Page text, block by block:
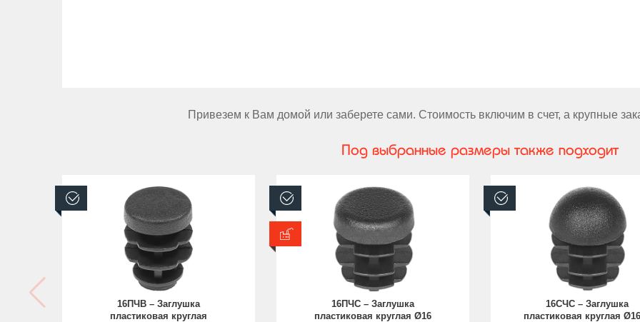
Привезем к Вам домой или заберете сами. Стоимость включим в счет, а крупные
Под выбранные размеры также подходит
В наличии
16ПЧВ – Заглушка
пластиковая круглая
В наличии
В производстве
16ПЧС – Заглушка
пластиковая круглая Ø16
В наличии
16СЧС – Заглушка
пластиковая круглая